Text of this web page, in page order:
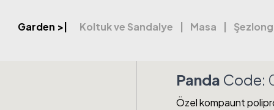
Garden >| Koltuk ve Sandalye Masa Şezlong
Panda Code:
Özel kompaunt